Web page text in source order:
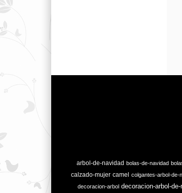
arbol-de-navidad bolas-de-navidad
calzado-mujer camel colgantes-arbol-de-
decoracion-arbol decoracion-arbol-de-